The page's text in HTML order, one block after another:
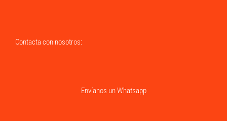
Contacta con nosotros:
Envíanos un Whatsapp